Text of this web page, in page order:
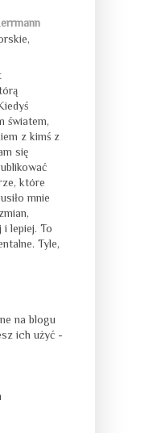
światem,
z kimś z
się
które
mnie
i lepiej. To
Tyle,
na blogu
ich użyć -